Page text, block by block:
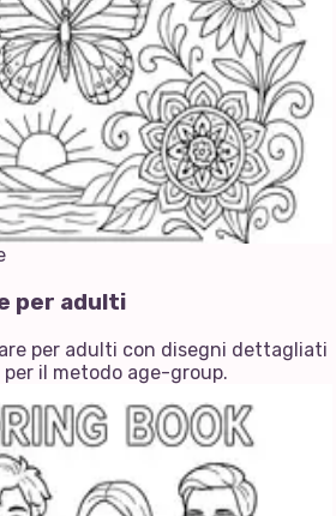
per adulti
per adulti con disegni dettagliati
il metodo age-group.